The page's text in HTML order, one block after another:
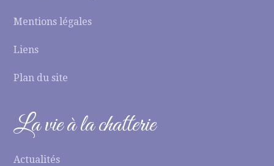
Mentions légales
Liens
Plan du site
La vie à la chatterie
Actualités